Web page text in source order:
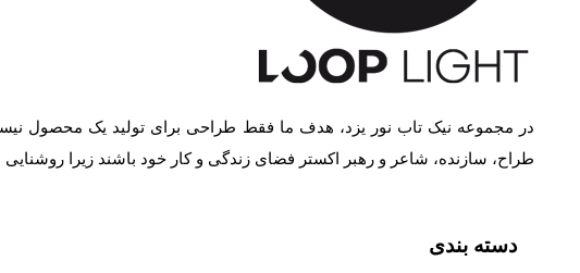
در مجموعه نیک تاب نور یزد، هدف ما فقط طراحی برای تولید یک محصول
طراح، سازنده، شاعر و رهبر اکستر فضای زندگی و کار خود باشند زیرا
دسته بندی